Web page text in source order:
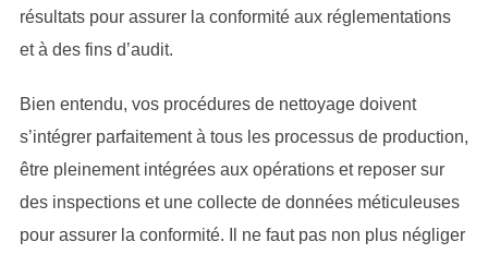
résultats pour assurer la conformité aux réglementations
et à des fins d’audit.
Bien entendu, vos procédures de nettoyage doivent
s’intégrer parfaitement à tous les processus de production,
être pleinement intégrées aux opérations et reposer sur
des inspections et une collecte de données méticuleuses
pour assurer la conformité. Il ne faut pas non plus négliger